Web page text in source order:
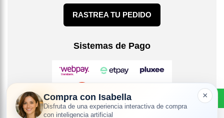
RASTREA TU PEDIDO
Sistemas de Pago